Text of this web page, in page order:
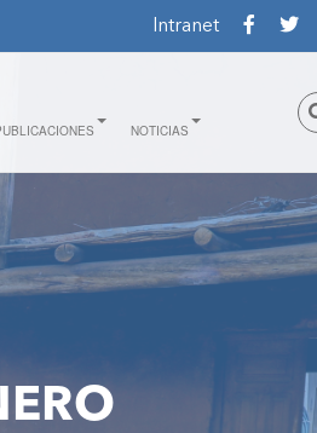
Intranet
NOTICIAS